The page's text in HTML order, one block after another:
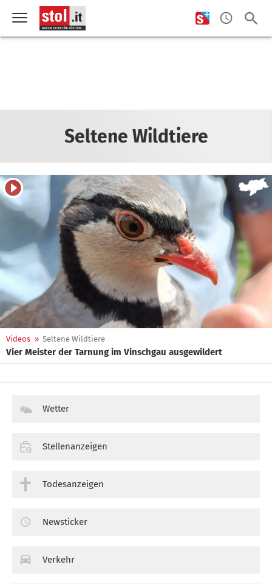
Seltene Wildtiere
Videos » Seltene Wildtiere
Vier Meister der Tarnung im Vinschgau ausgewildert
Wetter
Stellenanzeigen
Todesanzeigen
Newsticker
Verkehr